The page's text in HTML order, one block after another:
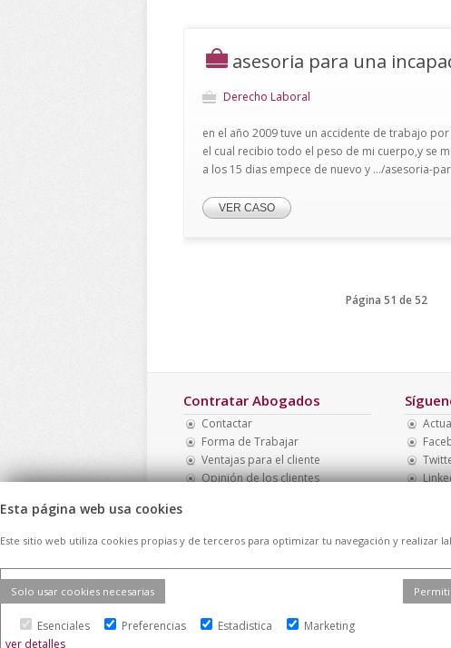
asesoria para una
Derecho Laboral
en el año 2009 tuve un accidente de trabajo
el cual recibio todo el peso de mi cuerpo,y se
a los 15 dias empece de nuevo y .../asesoria-
VER CASO
Página 51 de 52
Contratar Abogados
Contactar
Forma de Trabajar
Ventajas para el cliente
Opinión de los clientes
Aviso Legal|
reservados
Esta página web usa cookies
Este sitio web utiliza cookies propias y de terceros para optimizar tu navegación y realizar
Solo usar cookies necesarias
Esenciales Preferencias Estadistica
Marketing
ver detalles